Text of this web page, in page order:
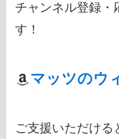
チャンネル登録・
す！
マッツのウ
ご支援いただける